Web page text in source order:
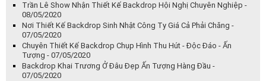
Trần Lê Show Nhận Thiết Kế Backdrop Hội Nghị Chuyên Nghiệp -
08/05/2020
Nơi Thiết Kế Backdrop Sinh Nhật Công Ty Giá Cả Phải Chăng -
07/05/2020
Chuyên Thiết Kế Backdrop Chụp Hình Thu Hút - Độc Đáo - Ấn
Tượng - 07/05/2020
Backdrop Khai Trương Ở Đâu Đẹp Ấn Tượng Hàng Đầu -
07/05/2020